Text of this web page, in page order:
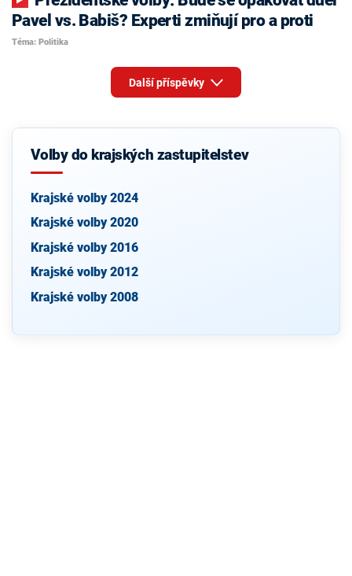
Pavel vs. Babiš? Experti zmiňují pro a proti
Téma: Politika
Další příspěvky
Volby do krajských zastupitelstev
Krajské volby 2024
Krajské volby 2020
Krajské volby 2016
Krajské volby 2012
Krajské volby 2008